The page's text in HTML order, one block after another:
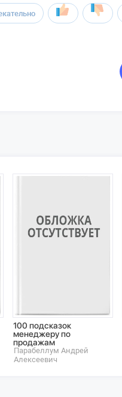
100 подсказок
менеджеру по
продажам
Парабеллум Андрей
Алексеевич